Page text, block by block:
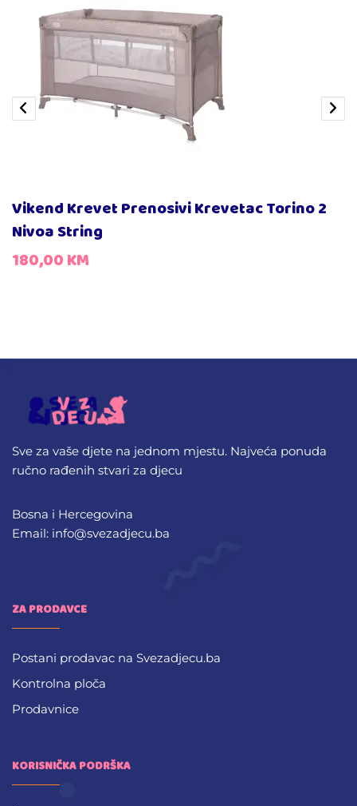
Vikend Krevet Prenosivi Krevetac Torino 2
Nivoa String
180,00KM
Sve za vaše djete na jednom mjestu. Najveća ponuda
ručno rađenih stvari za djecu
Bosna i Hercegovina
Email: info@svezadjecu.ba
ZA PRODAVCE
Postani prodavac na Svezadjecu.ba
Kontrolna ploča
Prodavnice
KORISNIČKA PODRŠKA